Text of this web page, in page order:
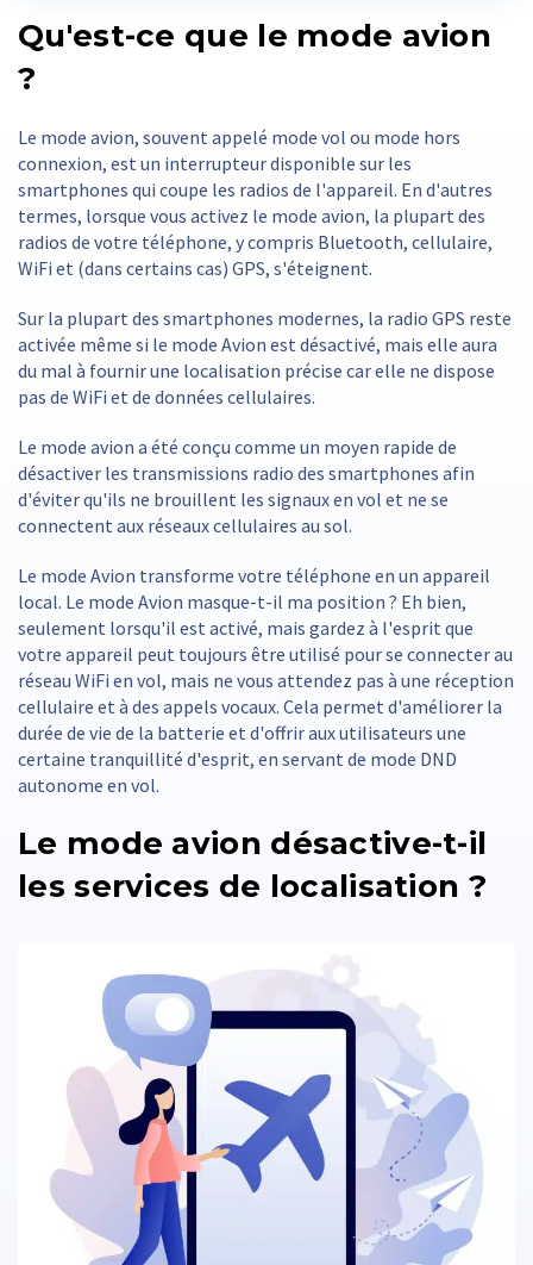
Qu'est-ce que le mode avion
?
Le mode avion, souvent appelé mode vol ou mode hors
connexion, est un interrupteur disponible sur les
smartphones qui coupe les radios de l'appareil. En d'autres
termes, lorsque vous activez le mode avion, la plupart des
radios de votre téléphone, y compris Bluetooth, cellulaire,
WiFi et (dans certains cas) GPS, s'éteignent.
Sur la plupart des smartphones modernes, la radio GPS reste
activée même si le mode Avion est désactivé, mais elle aura
du mal à fournir une localisation précise car elle ne dispose
pas de WiFi et de données cellulaires.
Le mode avion a été conçu comme un moyen rapide de
désactiver les transmissions radio des smartphones afin
d'éviter qu'ils ne brouillent les signaux en vol et ne se
connectent aux réseaux cellulaires au sol.
Le mode Avion transforme votre téléphone en un appareil
local. Le mode Avion masque-t-il ma position ? Eh bien,
seulement lorsqu'il est activé, mais gardez à l'esprit que
votre appareil peut toujours être utilisé pour se connecter au
réseau WiFi en vol, mais ne vous attendez pas à une réception
cellulaire et à des appels vocaux. Cela permet d'améliorer la
durée de vie de la batterie et d'offrir aux utilisateurs une
certaine tranquillité d'esprit, en servant de mode DND
autonome en vol.
Le mode avion désactive-t-il
les services de localisation ?